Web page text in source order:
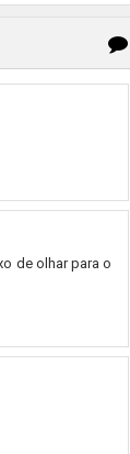
de olhar para o